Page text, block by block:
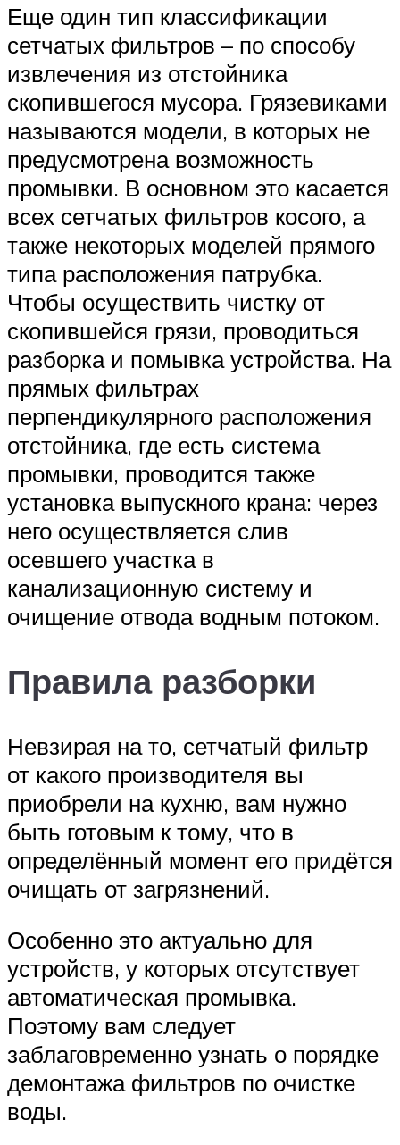
Еще один тип классификации
сетчатых фильтров – по способу
извлечения из отстойника
скопившегося мусора. Грязевиками
называются модели, в которых не
предусмотрена возможность
промывки. В основном это касается
всех сетчатых фильтров косого, а
также некоторых моделей прямого
типа расположения патрубка.
Чтобы осуществить чистку от
скопившейся грязи, проводиться
разборка и помывка устройства. На
прямых фильтрах
перпендикулярного расположения
отстойника, где есть система
промывки, проводится также
установка выпускного крана: через
него осуществляется слив
осевшего участка в
канализационную систему и
очищение отвода водным потоком.
Правила разборки
Невзирая на то, сетчатый фильтр
от какого производителя вы
приобрели на кухню, вам нужно
быть готовым к тому, что в
определённый момент его придётся
очищать от загрязнений.
Особенно это актуально для
устройств, у которых отсутствует
автоматическая промывка.
Поэтому вам следует
заблаговременно узнать о порядке
демонтажа фильтров по очистке
воды.